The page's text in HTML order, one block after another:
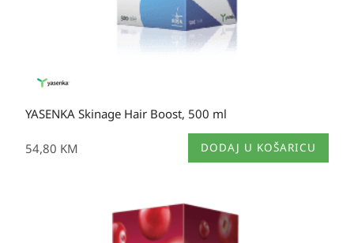
YASENKA Skinage Hair Boost, 500 ml
54,80 KM DODAJ U KOŠARICU